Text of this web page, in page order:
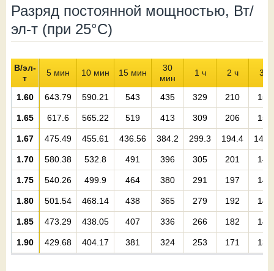
Разряд постоянной мощностью, Вт/
эл-т (при 25°С)
В/эл-
т
5 мин 10 мин 15 мин
30
мин
1 ч 2 ч 3 ч
1.60 643.79 590.21 543 435 329 210 153
1.65 617.6 565.22 519 413 309 206 151
1.67 475.49 455.61 436.56 384.2 299.3 194.4
1.70 580.38 532.8 491 396 305 201 149
1.75 540.26 499.9 464 380 291 197 146
1.80 501.54 468.14 438 365 279 192 144
1.85 473.29 438.05 407 336 266 182 140
1.90 429.68 404.17 381 324 253 171 136